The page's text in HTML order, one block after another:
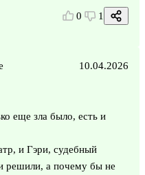
0 1
10.04.2026
еще зла было, есть и
и Гэри, судебный
решили, а почему бы не